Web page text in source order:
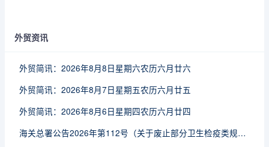
外贸资讯
外贸简讯：2026年8月8日星期六农历六月廿六
外贸简讯：2026年8月7日星期五农历六月廿五
外贸简讯：2026年8月6日星期四农历六月廿四
海关总署公告2026年第112号（关于废止部分卫生检疫类规范性文件的公告）